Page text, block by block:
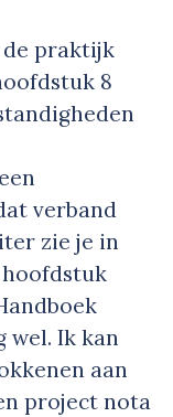
de praktijk
8
verband
zie je in
wel. Ik kan
aan
project nota